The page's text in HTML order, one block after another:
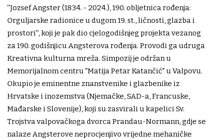
''Jozsef Angster (1834. - 2024.), 190. obljetnica rođenja:
Orguljarske radionice u dugom 19. st., ličnosti, glazba i
prostori'', koji je pak dio cjelogodišnjeg projekta vezanog
za 190. godišnjicu Angsterova rođenja. Provodi ga udruga
Kreativna kulturna mreža. Simpozij je održan u
Memorijalnom centru "Matija Petar Katančić" u Valpovu.
Okupio je eminentne znanstvenike i glazbenike iz
Hrvatske i inozemstva (Njemačke, SAD-a, Francuske,
Mađarske i Slovenije), koji su zasvirali u kapelici Sv.
Trojstva valpovačkoga dvorca Prandau-Normann, gdje se
nalaze Angsterove neprocjenjivo vrijedne mehaničke